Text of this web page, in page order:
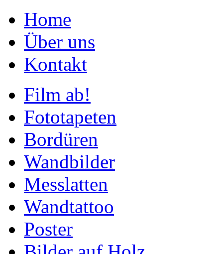
Home
Über uns
Kontakt
Film ab!
Fototapeten
Bordüren
Wandbilder
Messlatten
Wandtattoo
Poster